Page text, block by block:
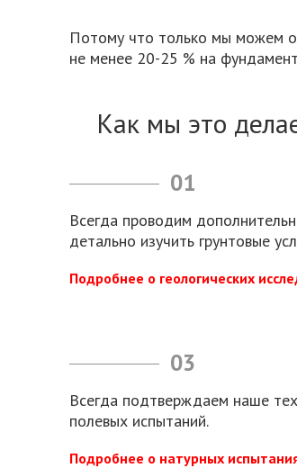
Потому что только мы можем
не менее 20-25 % на
Как мы это
01
Всегда проводим
детально изучить грунтовые
Подробнее о геологических
03
Всегда подтверждаем наше
полевых испытаний.
Подробнее о натурных